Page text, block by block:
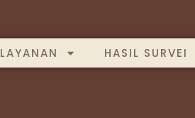
LAYANAN HASIL SURVEI